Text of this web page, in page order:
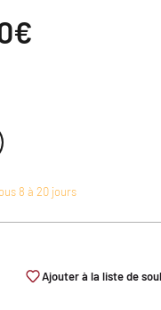
vente
8 à 20 jours
Ajouter à la liste de